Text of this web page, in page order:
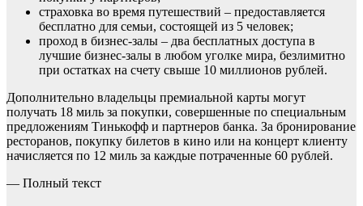
страховка во время путешествий – предоставляется
бесплатно для семьи, состоящей из 5 человек;
проход в бизнес-залы – два бесплатных доступа в
лучшие бизнес-залы в любом уголке мира, безлимитно
при остатках на счету свыше 10 миллионов рублей.
Дополнительно владельцы премиальной карты могут
получать 18 миль за покупки, совершенные по специальным
предложениям Тинькофф и партнеров банка. За бронирование
ресторанов, покупку билетов в кино или на концерт клиенту
начисляется по 12 миль за каждые потраченные 60 рублей.
— Полный текст